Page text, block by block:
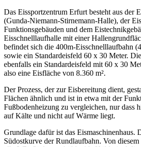
Das Eissportzentrum Erfurt besteht aus der
(Gunda-Niemann-Stirnemann-Halle), der
Funktionsgebäuden und dem
Eisschnelllaufhalle mit einer
befindet sich die 400m-Eisschnelllaufbahn
sowie ein Standardeisfeld 60 x 30 Meter.
ebenfalls ein Standardeisfeld mit 60 x 30
also eine Eisfläche von 8.360 m².
Der Prozess, der zur Eisbereitung dient,
Flächen ähnlich und ist in etwa mit der
Fußbodenheizung zu vergleichen, nur dass
auf Kälte und nicht auf Wärme liegt.
Grundlage dafür ist das Eismaschinenhaus.
Südostkurve der Rundlaufbahn. Von diesem